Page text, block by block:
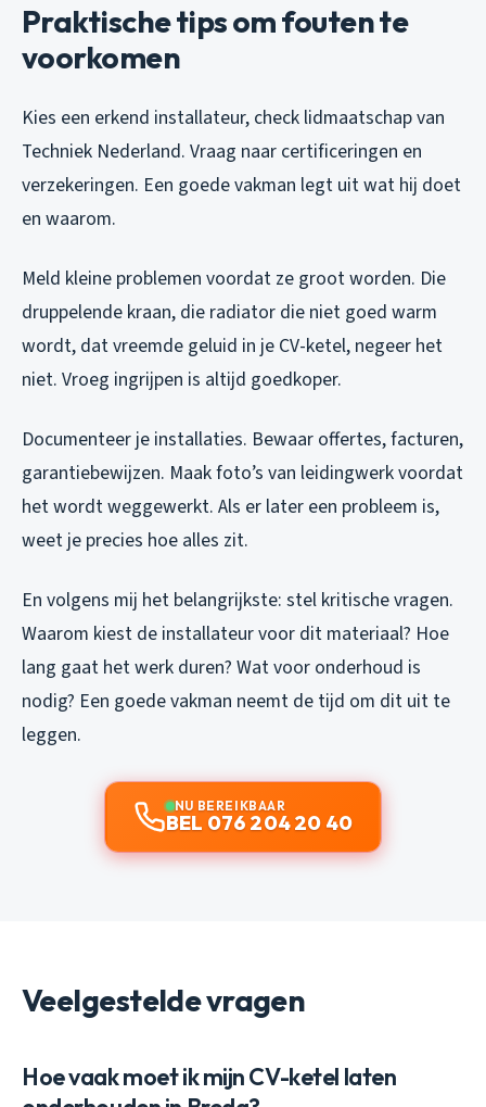
Praktische tips om fouten te
voorkomen
Kies een erkend installateur, check lidmaatschap van
Techniek Nederland. Vraag naar certificeringen en
verzekeringen. Een goede vakman legt uit wat hij doet
en waarom.
Meld kleine problemen voordat ze groot worden. Die
druppelende kraan, die radiator die niet goed warm
wordt, dat vreemde geluid in je CV-ketel, negeer het
niet. Vroeg ingrijpen is altijd goedkoper.
Documenteer je installaties. Bewaar offertes, facturen,
garantiebewijzen. Maak foto’s van leidingwerk voordat
het wordt weggewerkt. Als er later een probleem is,
weet je precies hoe alles zit.
En volgens mij het belangrijkste: stel kritische vragen.
Waarom kiest de installateur voor dit materiaal? Hoe
lang gaat het werk duren? Wat voor onderhoud is
nodig? Een goede vakman neemt de tijd om dit uit te
leggen.
NU BEREIKBAAR
BEL 076 204 20 40
Veelgestelde vragen
Hoe vaak moet ik mijn CV-ketel laten